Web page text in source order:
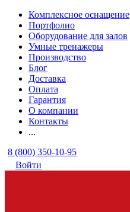
Комплексное оснащение
Портфолио
Оборудование для залов
Умные тренажеры
Производство
Блог
Доставка
Оплата
Гарантия
О компании
Контакты
...
8 (800) 350-10-95
Войти